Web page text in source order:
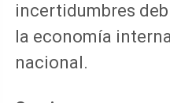
incertidumbres
la economía
nacional.